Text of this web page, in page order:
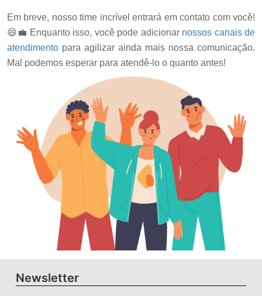
Em breve, nosso time incrível entrará em contato com você!
😄💼 Enquanto isso, você pode adicionar nossos canais de
atendimento para agilizar ainda mais nossa comunicação.
Mal podemos esperar para atendê-lo o quanto antes!
Newsletter